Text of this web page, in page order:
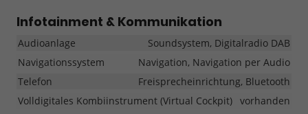
Infotainment & Kommunikation
Audioanlage
Soundsystem, Digitalradio DAB
Navigationssystem
Navigation, Navigation per Audio
Telefon
Freisprecheinrichtung, Bluetooth
Volldigitales Kombiinstrument (Virtual Cockpit) vorhanden